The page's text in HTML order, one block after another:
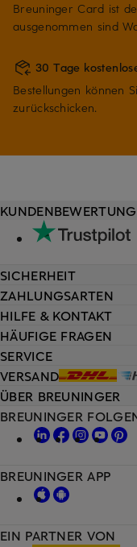
Breuninger Card ist
ausgenommen sind
30 Tage
Bestellungen können
zurückschicken.
HILFE & KONTAKT
HÄUFIGE FRAGEN
SERVICE
VERSAND
KUNDENBEWERTUNG
SICHERHEIT
ZAHLUNGSARTEN
ÜBER BREUNINGER
EIN PARTNER VON
BREUNINGER
BREUNINGER APP